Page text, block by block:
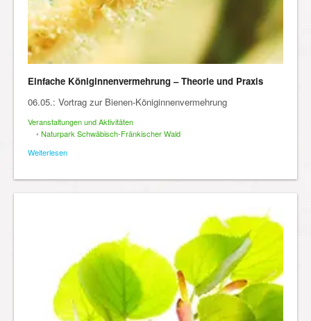
Einfache Königinnenvermehrung – Theorie und Praxis
06.05.: Vortrag zur Bienen-Königinnenvermehrung
Veranstaltungen und Aktivitäten
• Naturpark Schwäbisch-Fränkischer Wald
Weiterlesen